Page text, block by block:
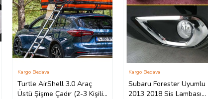
Turtle AirShell 3.0 Araç
Üstü Şişme Çadır (2-3 Kişilik
Kargo Bedava
Subaru Forester Uyumlu
2013 2018 Sis Lambası
Kargo Bedava